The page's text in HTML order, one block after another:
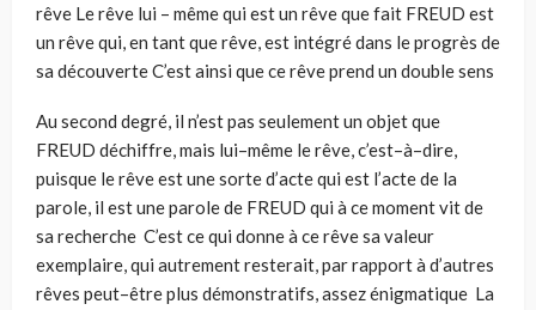
rêve Le rêve lui – même qui est un rêve que fait FREUD est
un rêve qui, en tant que rêve, est intégré dans le progrès de
sa découverte C’est ainsi que ce rêve prend un double sens
Au second degré, il n’est pas seu­lement un objet que
FREUD déchiffre, mais lui–même le rêve, c’est–à–dire,
puisque le rêve est une sorte d’acte qui est l’acte de la
parole, il est une parole de FREUD qui à ce moment vit de
sa recherche C’est ce qui donne à ce rêve sa valeur
exemplaire, qui autrement resterait, par rapport à d’autres
rêves peut–être plus démonstratifs, assez énigmatique La